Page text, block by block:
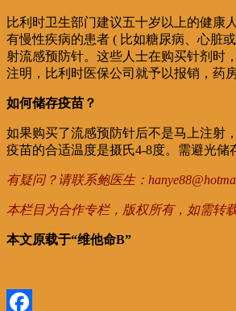
比利时卫生部门建议五十岁以上的健康
有慢性疾病的患者 ( 比如糖尿病、心脏
射流感预防针。这些人士在购买针剂时
注明，比利时医保公司就予以报销，药
如何储存疫苗？
如果购买了流感预防针后不是马上注射
疫苗的合适温度是摄氏4-8度。需避光储
有疑问？请联系鲍医生：
本栏目为合作专栏，版权所有，如需转
本文原载于“维他命B”